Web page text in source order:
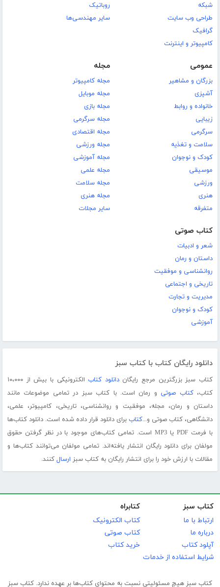
شبکه
طراحی وب سایت
گرافیک
کامپیوتر و اینترنت
روباتیک
سایر مهندسی‌ها
عمومی
بزرگان و مشاهیر
آشپزی
خانواده و روابط
زیبایی
سرگرمی
سلامت و تغذیه
کودک و نوجوان
موسیقی
ورزشی
هنری
متفرقه
مجله
مجله کامپیوتر
مجله موبایل
مجله بازی
مجله سرگرمی
مجله اقتصادی
مجله ورزشی
مجله آموزشی
مجله علمی
مجله سلامت
مجله هنری
سایر مجلات
کتاب صوتی
شعر و ادبیات
داستان و رمان
روانشناسی و موفقیت
تاریخی و اجتماعی
مدیریت و تجارت
کودک و نوجوان
آموزشی
دانلود رایگان کتاب با کتاب سبز
کتاب سبز بزرگترین مرجع رایگاندانلود کتاب
الکترونیکی با بیش از ۱۰،۰۰۰
کتاب،کتاب صوتی و رمان است. با کتاب سبز در تمامی موضوعات مانند
داستان و رمان، مجله، موفقیت و روانشناسی، تاریخی، کامپیوتر، علمی،
دانشگاهی، کتاب صوتی و...کتاب برای دانلود قرار داده شده است. دانلود کتاب‌ها
با فرمت PDF یا MP3 است. تمامی کتاب‌های موجود با در نظر گرفتن حقوق
مولفان برای دانلود رایگان انتشار یافته‌اند. تمامی مولفان می‌توانند کتاب‌ها و
مقالات با ارزش خود را برای انتشار رایگان به کتاب سبز ارسال کنند.
کتاب سبز
ارتباط با ما
درباره ما
آپلود کتاب
شرایط استفاده از خدمات
کتابراه
کتاب الکترونیک
کتاب صوتی
خرید کتاب
کتاب سبز هیچ مسئولیتی نسبت به محتوای کتاب‌ها بر عهده ندارد. کتاب سبز